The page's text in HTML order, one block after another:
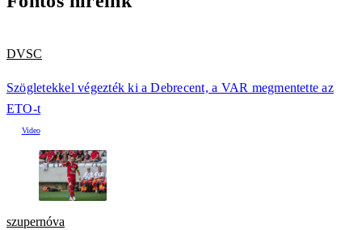
DVSC
Szögletekkel végezték ki a Debrecent, a VAR megmentette az
ETO-t
szupernóva